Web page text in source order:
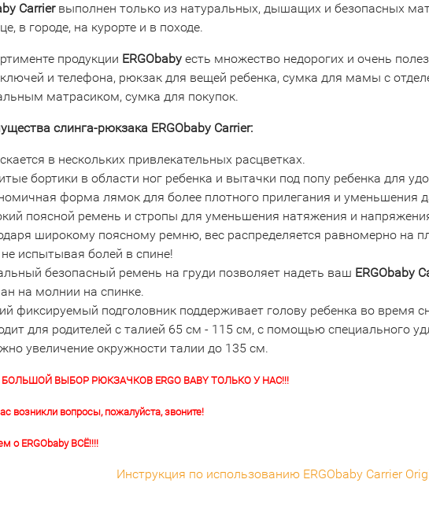
Carrierвыполнен только из натуральных, дышащих и безопасных
в городе, на курорте и в походе.
продукции ERGObaby есть множество недорогих и очень
ключей и телефона, рюкзак для вещей ребенка, сумка для мамы с
матрасиком, сумка для покупок.
слинга-рюкзака ERGObaby Carrier:
в нескольких привлекательных расцветках.
бортики в области ног ребенка и вытачки под попу ребенка для
форма лямок для более плотного прилегания и уменьшения
поясной ремень и стропы для уменьшения натяжения и
широкому поясному ремню, вес распределяется равномерно на
не испытывая болей в спине!
безопасный ремень на груди позволяет надеть ваш ERGObaby
на молнии на спинке.
фиксируемый подголовник поддерживает голову ребенка во время
для родителей с талией 65 см - 115 см, с помощью специального
увеличение окружности талии до 135 см.
ВЫБОР РЮКЗАЧКОВ ERGO BABY ТОЛЬКО У НАС!!!
возникли вопросы, пожалуйста, звоните!
о ERGObaby ВСЁ!!!!
Инструкция по использованию ERGObaby Carrier